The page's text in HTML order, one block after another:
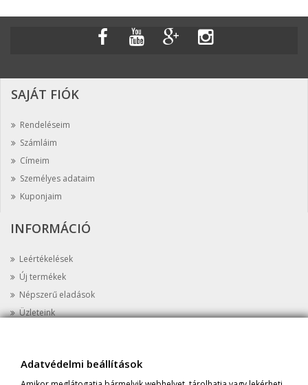
SAJÁT FIÓK
Rendeléseim
Számláim
Címeim
Személyes adataim
Kuponjaim
INFORMÁCIÓ
Leértékelések
Új termékek
Népszerű eladások
Üzleteink
AZ ÜZLETRŐL
Adatvédelmi beállítások